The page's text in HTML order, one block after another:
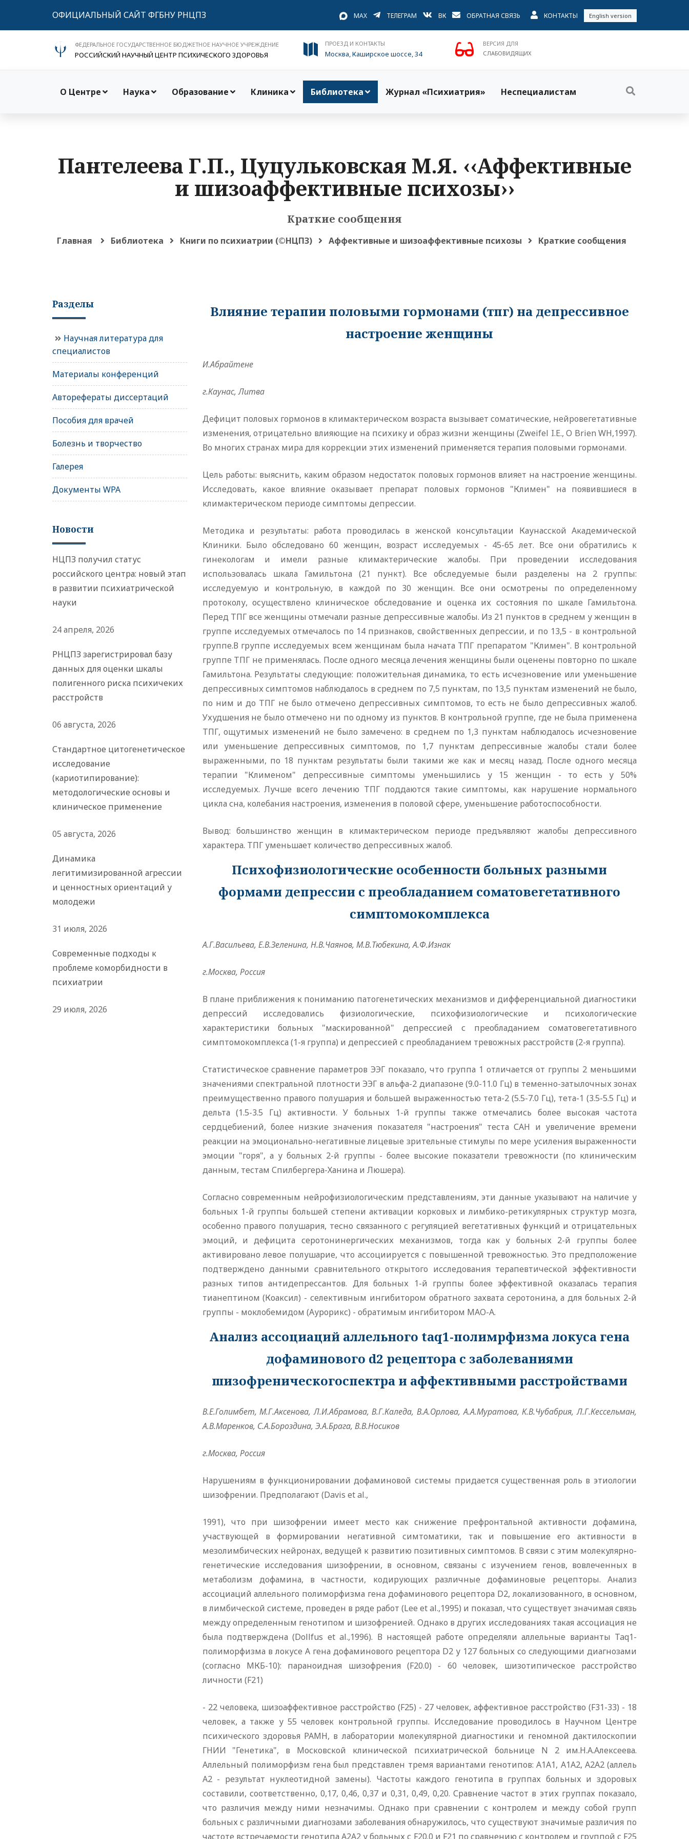
ОФИЦИАЛЬНЫЙ САЙТ ФГБНУ РНЦПЗ MAX ТЕЛЕГРАМ ВК ОБРАТНАЯ СВЯЗЬ КОНТАКТЫ English version
ФЕДЕРАЛЬНОЕ ГОСУДАРСТВЕННОЕ БЮДЖЕТНОЕ НАУЧНОЕ УЧРЕЖДЕНИЕ
РОССИЙСКИЙ НАУЧНЫЙ ЦЕНТР ПСИХИЧЕСКОГО ЗДОРОВЬЯ
ПРОЕЗД И КОНТАКТЫ
Москва, Каширское шоссе, 34
ВЕРСИЯ ДЛЯ
СЛАБОВИДЯЩИХ
О Центре Наука Образование Клиника Библиотека Журнал «Психиатрия» Неспециалистам
Пантелеева Г.П., Цуцульковская М.Я. ‹‹Аффективные
и шизоаффективные психозы››
Краткие сообщения
Главная Библиотека Книги по психиатрии (©НЦПЗ) Аффективные и шизоаффективные психозы Краткие сообщения
Влияние терапии половыми гормонами (тпг) на депрессивное
настроение женщины
И.Абрайтене
г.Каунас, Литва
Дефицит половых гормонов в климактерическом возраста вызывает соматические, нейровегетативные
изменения, отрицательно влияющие на психику и образ жизни женщины (Zweifel I.E., O Brien WH,1997).
Во многих странах мира для коррекции этих изменений применяется терапия половыми гормонами.
Цель работы: выяснить, каким образом недостаток половых гормонов влияет на настроение женщины.
Исследовать, какое влияние оказывает препарат половых гормонов "Климен" на появившиеся в
климактерическом периоде симптомы депрессии.
Методика и результаты: работа проводилась в женской консультации Каунасской Академической
Клиники. Было обследовано 60 женщин, возраст исследуемых - 45-65 лет. Все они обратились к
гинекологам и имели разные климактерические жалобы. При проведении исследования
использовалась шкала Гамильтона (21 пункт). Все обследуемые были разделены на 2 группы:
исследуемую и контрольную, в каждой по 30 женщин. Все они осмотрены по определенному
протоколу, осуществлено клиническое обследование и оценка их состояния по шкале Гамильтона.
Перед ТПГ все женщины отмечали разные депрессивные жалобы. Из 21 пунктов в среднем у женщин в
группе исследуемых отмечалось по 14 признаков, свойственных депрессии, и по 13,5 - в контрольной
группе.В группе исследуемых всем женщинам была начата ТПГ препаратом "Климен". В контрольной
группе ТПГ не применялась. После одного месяца лечения женщины были оценены повторно по шкале
Гамильтона. Результаты следующие: положительная динамика, то есть исчезновение или уменьшение
депрессивных симптомов наблюдалось в среднем по 7,5 пунктам, по 13,5 пунктам изменений не было,
по ним и до ТПГ не было отмечено депрессивных симптомов, то есть не было депрессивных жалоб.
Ухудшения не было отмечено ни по одному из пунктов. В контрольной группе, где не была применена
ТПГ, ощутимых изменений не было замечено: в среднем по 1,3 пунктам наблюдалось исчезновение
или уменьшение депрессивных симптомов, по 1,7 пунктам депрессивные жалобы стали более
выраженными, по 18 пунктам результаты были такими же как и месяц назад. После одного месяца
терапии "Клименом" депрессивные симптомы уменьшились у 15 женщин - то есть у 50%
исследуемых. Лучше всего лечению ТПГ поддаются такие симптомы, как нарушение нормального
цикла сна, колебания настроения, изменения в половой сфере, уменьшение работоспособности.
Вывод: большинство женщин в климактерическом периоде предъявляют жалобы депрессивного
характера. ТПГ уменьшает количество депрессивных жалоб.
Психофизиологические особенности больных разными
формами депрессии с преобладанием соматовегетативного
симптомокомплекса
А.Г.Васильева, Е.В.Зеленина, Н.В.Чаянов, М.В.Тюбекина, А.Ф.Изнак
г.Москва, Россия
В плане приближения к пониманию патогенетических механизмов и дифференциальной диагностики
депрессий исследовались физиологические, психофизиологические и психологические
характеристики больных "маскированной" депрессией с преобладанием соматовегетативного
симптомокомплекса (1-я группа) и депрессией с преобладанием тревожных расстройств (2-я группа).
Статистическое сравнение параметров ЭЭГ показало, что группа 1 отличается от группы 2 меньшими
значениями спектральной плотности ЭЭГ в альфа-2 диапазоне (9.0-11.0 Гц) в теменно-затылочных зонах
преимущественно правого полушария и большей выраженностью тета-2 (5.5-7.0 Гц), тета-1 (3.5-5.5 Гц) и
дельта (1.5-3.5 Гц) активности. У больных 1-й группы также отмечались более высокая частота
сердцебиений, более низкие значения показателя "настроения" теста САН и увеличение времени
реакции на эмоционально-негативные лицевые зрительные стимулы по мере усиления выраженности
эмоции "горя", а у больных 2-й группы - более высокие показатели тревожности (по клиническим
данным, тестам Спилбергера-Ханина и Люшера).
Согласно современным нейрофизиологическим представлениям, эти данные указывают на наличие у
больных 1-й группы большей степени активации корковых и лимбико-ретикулярных структур мозга,
особенно правого полушария, тесно связанного с регуляцией вегетативных функций и отрицательных
эмоций, и дефицита серотонинергических механизмов, тогда как у больных 2-й группы более
активировано левое полушарие, что ассоциируется с повышенной тревожностью. Это предположение
подтверждено данными сравнительного открытого исследования терапевтической эффективности
разных типов антидепрессантов. Для больных 1-й группы более эффективной оказалась терапия
тианептином (Коаксил) - селективным ингибитором обратного захвата серотонина, а для больных 2-й
группы - моклобемидом (Аурорикс) - обратимым ингибитором МАО-А.
Анализ ассоциаций аллельного taq1-полимрфизма локуса гена
дофаминового d2 рецептора с заболеваниями
шизофреническогоспектра и аффективными расстройствами
В.Е.Голимбет, М.Г.Аксенова, Л.И.Абрамова, В.Г.Каледа, В.А.Орлова, А.А.Муратова, К.В.Чубабрия, Л.Г.Кессельман,
А.В.Маренков, С.А.Бороздина, Э.А.Брага, В.В.Носиков
г.Москва, Россия
Нарушениям в функционировании дофаминовой системы придается существенная роль в этиологии
шизофрении. Предполагают (Davis et al.,
1991), что при шизофрении имеет место как снижение префронтальной активности дофамина,
участвующей в формировании негативной симтоматики, так и повышение его активности в
мезолимбических нейронах, ведущей к развитию позитивных симптомов. В связи с этим молекулярно-
генетические исследования шизофрении, в основном, связаны с изучением генов, вовлеченных в
метаболизм дофамина, в частности, кодирующих различные дофаминовые рецепторы. Анализ
ассоциаций аллельного полиморфизма гена дофаминового рецептора D2, локализованного, в основном,
в лимбической системе, проведен в ряде работ (Lee et al.,1995) и показал, что существует значимая связь
между определенным генотипом и шизофренией. Однако в других исследованиях такая ассоциация не
была подтверждена (Dollfus et al.,1996). В настоящей работе определяли аллельные варианты Taq1-
полиморфизма в локусе А гена дофаминового рецептора D2 у 127 больных со следующими диагнозами
(согласно МКБ-10): параноидная шизофрения (F20.0) - 60 человек, шизотипическое расстройство
личности (F21)
- 22 человека, шизоаффективное расстройство (F25) - 27 человек, аффективное расстройство (F31-33) - 18
человек, а также у 55 человек контрольной группы. Исследование проводилось в Научном Центре
психического здоровья РАМН, в лаборатории молекулярной диагностики и геномной дактилоскопии
ГНИИ "Генетика", в Московской клинической психиатрической больнице N 2 им.Н.А.Алексеева.
Аллельный полиморфизм гена был представлен тремя вариантами генотипов: А1А1, А1А2, А2А2 (аллель
А2 - результат нуклеотидной замены). Частоты каждого генотипа в группах больных и здоровых
составили, соответственно, 0,17, 0,46, 0,37 и 0,31, 0,49, 0,20. Сравнение частот в этих группах показало,
что различия между ними незначимы. Однако при сравнении с контролем и между собой групп
больных с различными диагнозами заболевания обнаружилось, что существуют значимые различия по
частоте встречаемости генотипа А2А2 у больных с F20.0 и F21 по сравнению с контролем и группой с F25
Разделы
Научная литература для
специалистов
Материалы конференций
Авторефераты диссертаций
Пособия для врачей
Болезнь и творчество
Галерея
Документы WPA
Новости
НЦПЗ получил статус
российского центра: новый этап
в развитии психиатрической
науки
24 апреля, 2026
РНЦПЗ зарегистрировал базу
данных для оценки шкалы
полигенного риска психичеких
расстройств
06 августа, 2026
Стандартное цитогенетическое
исследование
(кариотипирование):
методологические основы и
клиническое применение
05 августа, 2026
Динамика
легитимизированной агрессии
и ценностных ориентаций у
молодежи
31 июля, 2026
Современные подходы к
проблеме коморбидности в
психиатрии
29 июля, 2026